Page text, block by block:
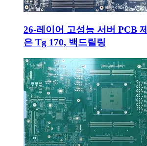
26-레이어 고성능 서버 PCB
은 Tg 170, 백드릴링